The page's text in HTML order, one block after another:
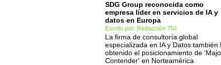
SDG Group reconocida como
empresa líder en servicios de IA y
datos en Europa
Escrito por: Redacción TNI
La firma de consultoría global
especializada en IA y Datos también
obtenido el posicionamiento de
Contender' en Norteamérica